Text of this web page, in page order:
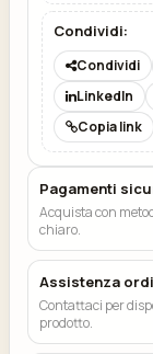
Condividi:
Condividi
LinkedIn
Copia link
Pagamenti
Acquista con
chiaro.
Assistenza
Contattaci per
prodotto.